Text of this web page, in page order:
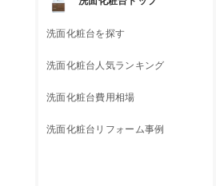
洗面化粧台を探す
洗面化粧台人気ランキング
洗面化粧台費用相場
洗面化粧台リフォーム事例